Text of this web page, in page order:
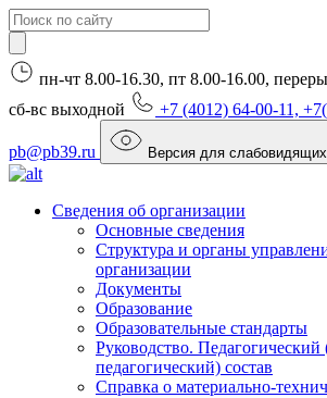
пн-чт 8.00-16.30, пт 8.00-16.00,
сб-вс выходной
+7 (4012) 64-00-11,
pb@pb39.ru Версия для слабовидящих
Сведения об организации
Основные сведения
Структура и органы
организации
Документы
Образование
Образовательные стандарты
Руководство. Педагогический
педагогический) состав
Справка о материально-